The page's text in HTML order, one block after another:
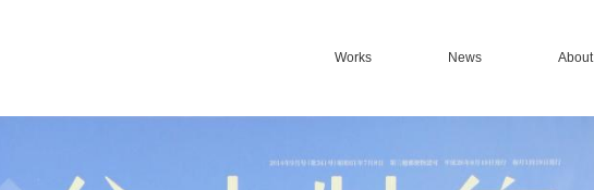
Works News About